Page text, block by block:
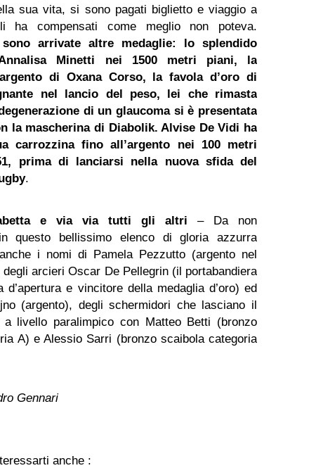
sua vita, si sono pagati biglietto e viaggio a
ha compensati come meglio non poteva.
sono arrivate altre medaglie: lo splendido
Minetti nei 1500 metri piani, la
di Oxana Corso, la favola d’oro di
nel lancio del peso, lei che rimasta
di un glaucoma si è presentata
la mascherina di Diabolik. Alvise De Vidi ha
carrozzina fino all’argento nei 100 metri
prima di lanciarsi nella nuova sfida del
.
e via via tutti gli altri – Da non
questo bellissimo elenco di gloria azzurra
i nomi di Pamela Pezzutto (argento nel
arcieri Oscar De Pellegrin (il portabandiera
d’apertura e vincitore della medaglia d’oro) ed
(argento), degli schermidori che lasciano il
a livello paralimpico con Matteo Betti (bronzo
A) e Alessio Sarri (bronzo scaibola categoria
Gennari
anche :